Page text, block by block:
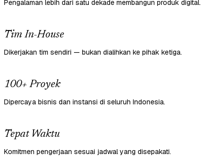
Pengalaman lebih dari satu dekade membangun produk digital.
Tim In-House
Dikerjakan tim sendiri — bukan dialihkan ke pihak ketiga.
100+ Proyek
Dipercaya bisnis dan instansi di seluruh Indonesia.
Tepat Waktu
Komitmen pengerjaan sesuai jadwal yang disepakati.